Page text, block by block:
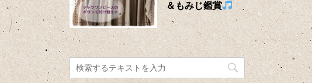
＆もみじ鑑賞